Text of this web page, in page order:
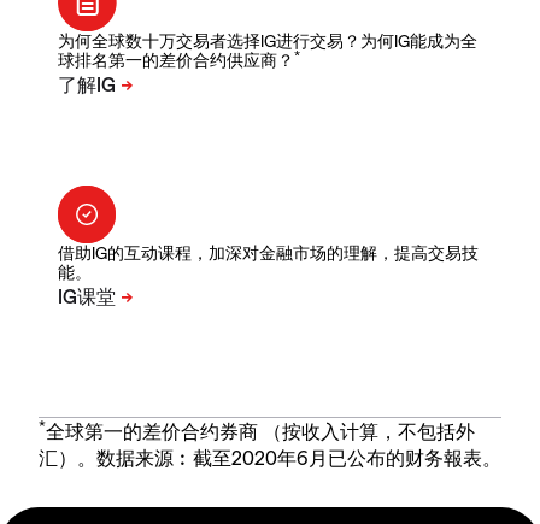
为何全球数十万交易者选择IG进行交易？为何IG能成为全
球排名第一的差价合约供应商？ *
借助IG的互动课程，加深对金融市场的理解，提高交易技
能。
*全球第一的差价合约券商 （按收入计算，不包括外
汇）。数据来源︰截至2020年6月已公布的财务報表。